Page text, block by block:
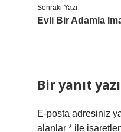
Sonraki Yazı
Evli Bir Adamla
Bir yanıt
E-posta adresiniz
alanlar * ile